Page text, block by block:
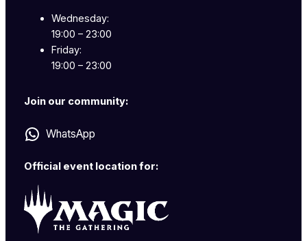
Wednesday:
19:00 – 23:00
Friday:
19:00 – 23:00
Join our community:
WhatsApp
Official event location for: